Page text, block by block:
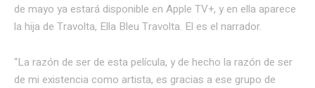
de mayo ya estará disponible en Apple TV+, y en ella aparece
la hija de Travolta, Ella Bleu Travolta. El es el narrador.
“La razón de ser de esta película, y de hecho la razón de ser
de mi existencia como artista, es gracias a ese grupo de